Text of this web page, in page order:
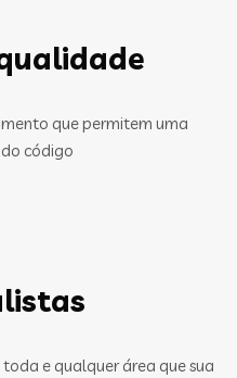
que permitem uma
código
e qualquer área que sua